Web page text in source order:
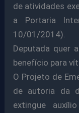
de atividades
a Portaria
10/01/2014).
Deputada quer
benefício para
O Projeto de
de autoria da
extingue